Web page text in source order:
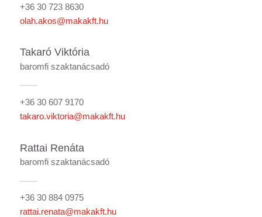
+36 30 723 8630
olah.akos@makakft.hu
Takaró Viktória
baromfi szaktanácsadó
+36 30 607 9170
takaro.viktoria@makakft.hu
Rattai Renáta
baromfi szaktanácsadó
+36 30 884 0975
rattai.renata@makakft.hu